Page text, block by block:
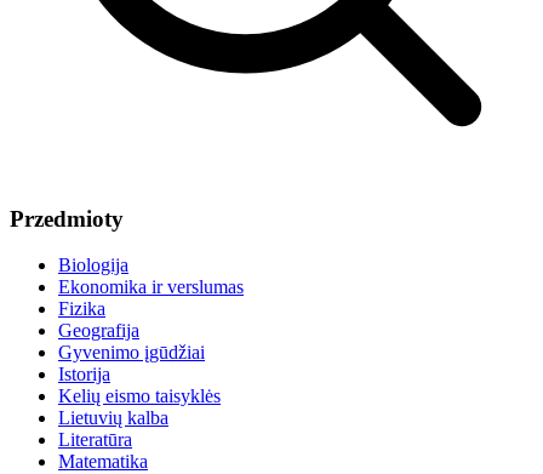
Przedmioty
Biologija
Ekonomika ir verslumas
Fizika
Geografija
Gyvenimo įgūdžiai
Istorija
Kelių eismo taisyklės
Lietuvių kalba
Literatūra
Matematika